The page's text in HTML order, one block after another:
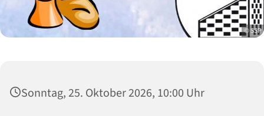
© SSP
Sonntag, 25. Oktober 2026, 10:00 Uhr